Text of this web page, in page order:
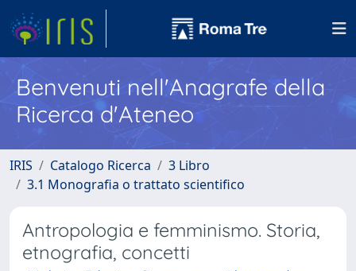
Benvenuti nell'Anagrafe della
Ricerca d'Ateneo
IRIS Catalogo Ricerca
3 Libro
3.1 Monografia o trattato scientifico
Antropologia e femminismo. Storia,
etnografia, concetti